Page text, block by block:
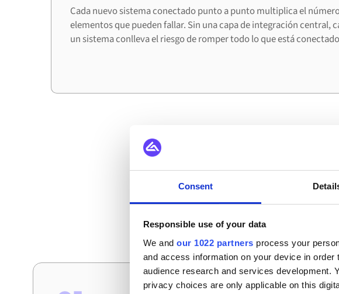
Consent
Responsible use of your data
We and our 1022 partners process your
and access information on your device in
audience research and services development.
privacy choices are only applicable on this
Cada nuevo sistema conectado punto a punto multiplica el
elementos que pueden fallar. Sin una capa de integración central,
un sistema conlleva el riesgo de romper todo lo que está
Cómo utilizan
Estos son los escenarios en los que